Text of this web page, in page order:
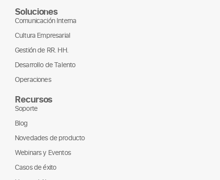
Soluciones
Comunicación Interna
Cultura Empresarial
Gestión de RR. HH.
Desarrollo de Talento
Operaciones
Recursos
Soporte
Blog
Novedades de producto
Webinars y Eventos
Casos de éxito